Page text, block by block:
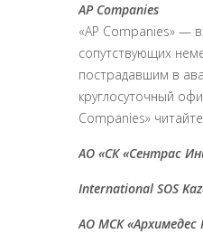
AP Companies
«AP Companies» —
сопутствующих
пострадавшим в
круглосуточный
Companies»
АО «СК«Сентрас
International SOS
АО МСК «Архимедес